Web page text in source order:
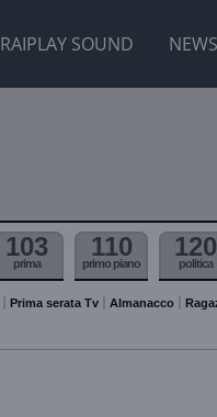
RAIPLAY SOUND NEWS
103
prima
110
primo piano
120
politica
Prima serata Tv Almanacco